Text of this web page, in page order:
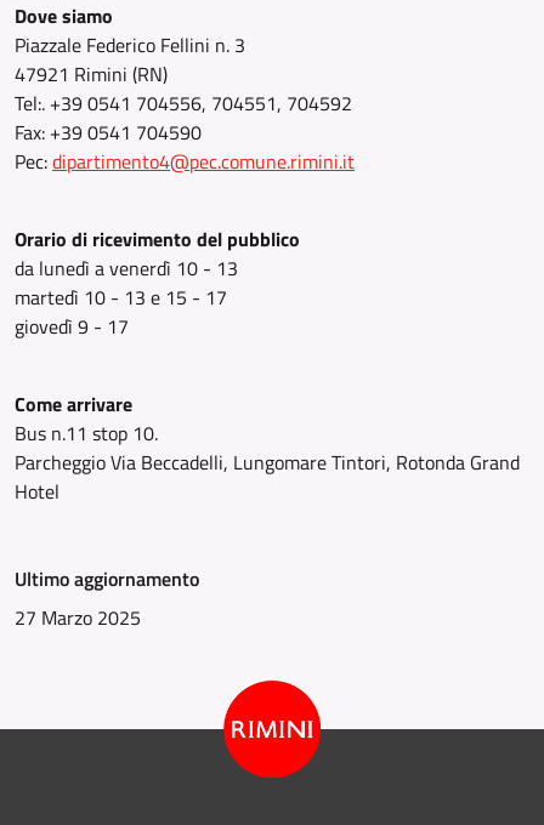
Dove siamo
Piazzale Federico Fellini n. 3
47921 Rimini (RN)
Tel:. +39 0541 704556, 704551, 704592
Fax: +39 0541 704590
Pec:dipartimento4@pec.comune.rimini.it
Orario di ricevimento del pubblico
da lunedì a venerdì 10 - 13
martedì 10 - 13 e 15 - 17
giovedì 9 - 17
Come arrivare
Bus n.11 stop 10.
Parcheggio Via Beccadelli, Lungomare Tintori, Rotonda Grand
Hotel
Ultimo aggiornamento
27 Marzo 2025